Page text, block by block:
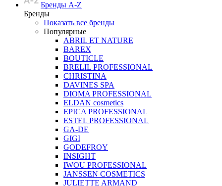
Бренды A-Z
Бренды
Показать все бренды
Популярные
ABRIL ET NATURE
BAREX
BOUTICLE
BRELIL PROFESSIONAL
CHRISTINA
DAVINES SPA
DIOMA PROFESSIONAL
ELDAN cosmetics
EPICA PROFESSIONAL
ESTEL PROFESSIONAL
GA-DE
GIGI
GODEFROY
INSIGHT
IWOU PROFESSIONAL
JANSSEN COSMETICS
JULIETTE ARMAND